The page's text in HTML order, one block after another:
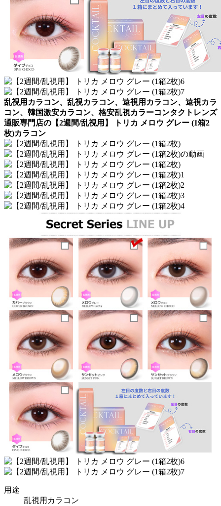
乱視用カラコン、乱視カラコン、遠視用カラコン、遠視カラ
コン、韓国激安カラコン、格安乱視カラーコンタクトレンズ
通販専門店の【2週間/乱視用】 トリカ メロウ グレー (1箱2
枚)カラコン
用途
乱視用カラコン